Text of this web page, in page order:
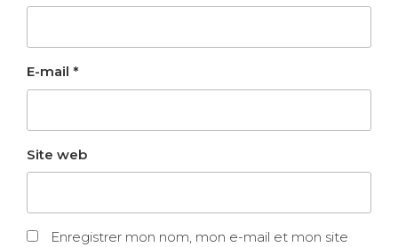
E-mail *
Site web
Enregistrer mon nom, mon e-mail et mon site